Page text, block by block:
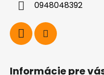
0948048392
Informácie pre